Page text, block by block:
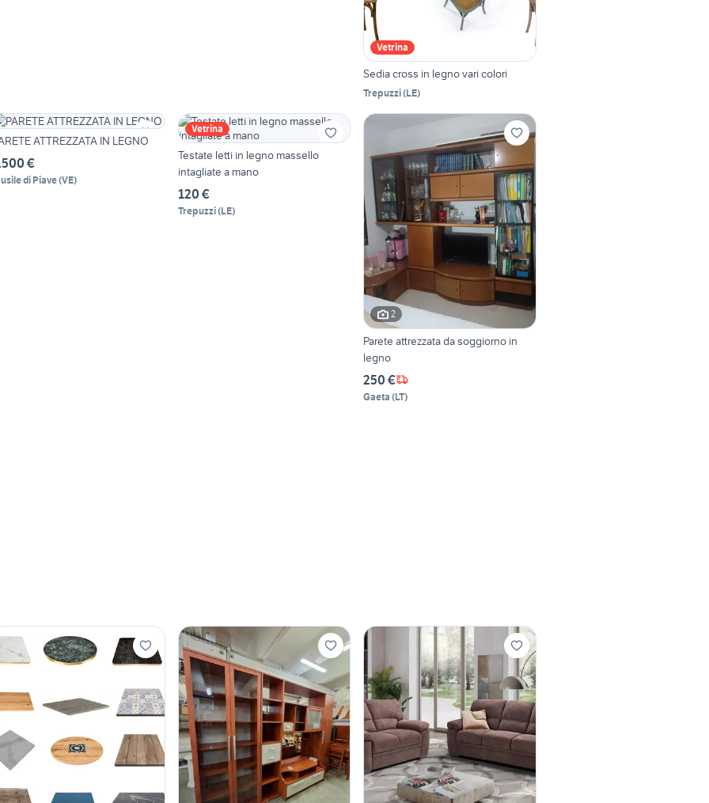
Vetrina
Sedia cross in legno vari colori
Trepuzzi(LE)
ATTREZZATA IN LEGNO
€
di Piave(VE)
Vetrina
Testate letti in legno massello
intagliate a mano
120 €
Trepuzzi(LE)
2
Parete attrezzata da soggiorno in
legno
250 €
Gaeta (LT)